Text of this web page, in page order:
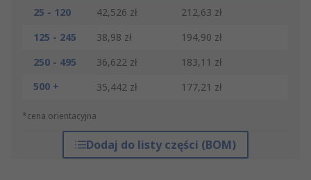
25 - 120
42,526 zł
212,63 zł
125 - 245
38,98 zł
194,90 zł
250 - 495
36,622 zł
183,11 zł
500 +
35,442 zł 177,21 zł
*cena orientacyjna
Dodaj do listy części (BOM)